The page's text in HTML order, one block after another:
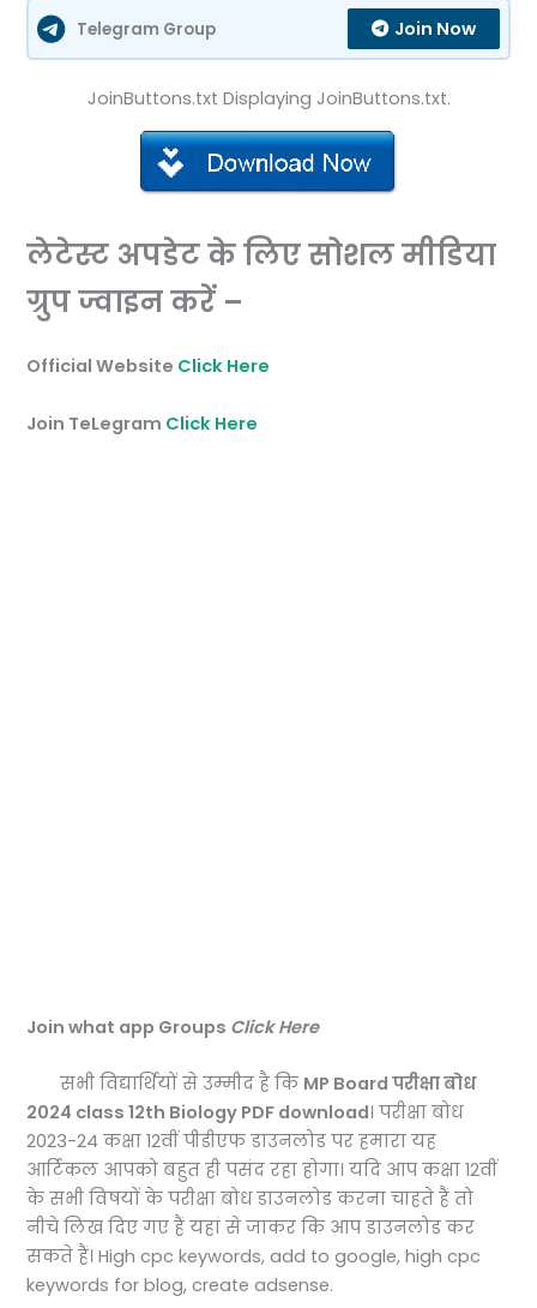
Telegram Group Join Now
JoinButtons.txt Displaying JoinButtons.txt.
लेटेस्ट अपडेट के लिए सोशल मीडिया
ग्रुप ज्वाइन करें –
Official Website Click Here
Join TeLegram Click Here
Join what app Groups Click Here
सभी विद्यार्थियों से उम्मीद है कि MP Board परीक्षा बोध
2024 class 12th Biology PDF download। परीक्षा बोध
2023-24 कक्षा 12वीं पीडीएफ डाउनलोड पर हमारा यह
आर्टिकल आपको बहुत ही पसंद रहा होगा। यदि आप कक्षा 12वीं
के सभी विषयों के परीक्षा बोध डाउनलोड करना चाहते हैं तो
नीचे लिख दिए गए हैं यहां से जाकर कि आप डाउनलोड कर
सकते हैं। High cpc keywords, add to google, high cpc
keywords for blog, create adsense.